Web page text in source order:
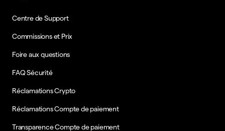
Centre de Support
Commissions et Prix
Foire aux questions
FAQ Sécurité
Réclamations Crypto
Réclamations Compte de paiement
Transparence Compte de paiement